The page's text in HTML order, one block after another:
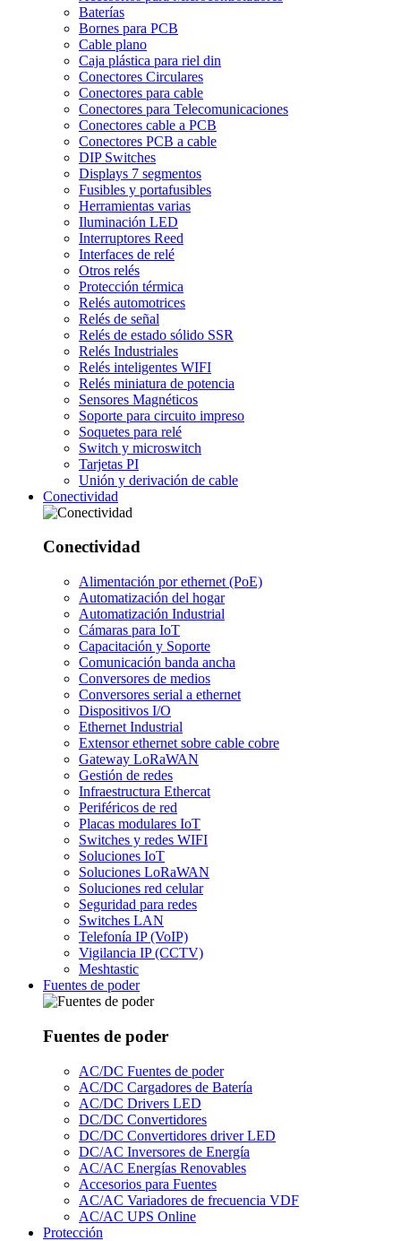
Baterías
Bornes para PCB
Cable plano
Caja plástica para riel din
Conectores Circulares
Conectores para cable
Conectores para Telecomunicaciones
Conectores cable a PCB
Conectores PCB a cable
DIP Switches
Displays 7 segmentos
Fusibles y portafusibles
Herramientas varias
Iluminación LED
Interruptores Reed
Interfaces de relé
Otros relés
Protección térmica
Relés automotrices
Relés de señal
Relés de estado sólido SSR
Relés Industriales
Relés inteligentes WIFI
Relés miniatura de potencia
Sensores Magnéticos
Soporte para circuito impreso
Soquetes para relé
Switch y microswitch
Tarjetas PI
Unión y derivación de cable
Conectividad
Conectividad
Alimentación por ethernet (PoE)
Automatización del hogar
Automatización Industrial
Cámaras para IoT
Capacitación y Soporte
Comunicación banda ancha
Conversores de medios
Conversores serial a ethernet
Dispositivos I/O
Ethernet Industrial
Extensor ethernet sobre cable cobre
Gateway LoRaWAN
Gestión de redes
Infraestructura Ethercat
Periféricos de red
Placas modulares IoT
Switches y redes WIFI
Soluciones IoT
Soluciones LoRaWAN
Soluciones red celular
Seguridad para redes
Switches LAN
Telefonía IP (VoIP)
Vigilancia IP (CCTV)
Meshtastic
Fuentes de poder
Fuentes de poder
AC/DC Fuentes de poder
AC/DC Cargadores de Batería
AC/DC Drivers LED
DC/DC Convertidores
DC/DC Convertidores driver LED
DC/AC Inversores de Energía
AC/AC Energías Renovables
Accesorios para Fuentes
AC/AC Variadores de frecuencia VDF
AC/AC UPS Online
Protección